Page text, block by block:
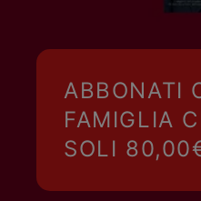
ABBONATI
FAMIGLIA
SOLI